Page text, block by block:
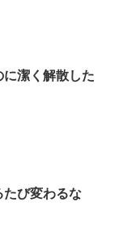
潔く解散した
たび変わるな